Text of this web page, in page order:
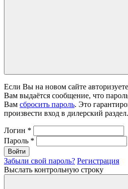
Если Вы на новом сайте
Вам выдаётся сообщение, что
Вам сбросить пароль. Это
произвести вход в дилерский раздел.
Логин *
Пароль *
Войти
Забыли свой пароль? Регистрация
Выслать контрольную строку